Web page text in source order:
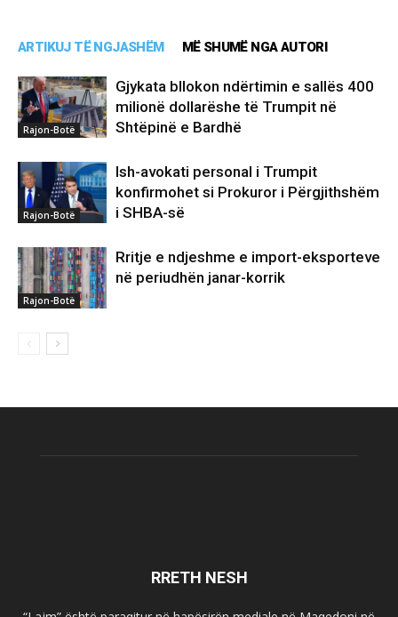
ARTIKUJ TË NGJASHËM MË SHUMË NGA AUTORI
Rajon-Botë
Gjykata bllokon ndërtimin e sallës 400
milionë dollarëshe të Trumpit në
Shtëpinë e Bardhë
Rajon-Botë
Ish-avokati personal i Trumpit
konfirmohet si Prokuror i Përgjithshëm
i SHBA-së
Rajon-Botë
Rritje e ndjeshme e import-eksporteve
në periudhën janar-korrik
RRETH NESH